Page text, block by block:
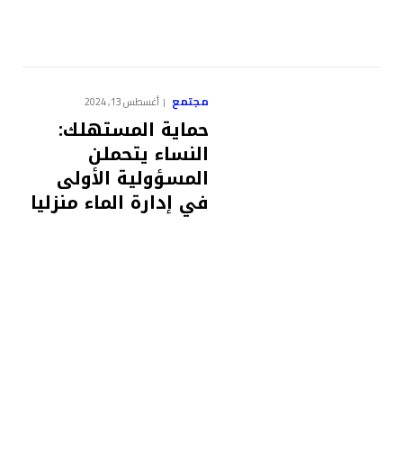
مجتمع أغسطس 13, 2024
حماية المستهلك:
النساء يتحملن
المسؤولية الأولى
في إدارة الماء منزليا